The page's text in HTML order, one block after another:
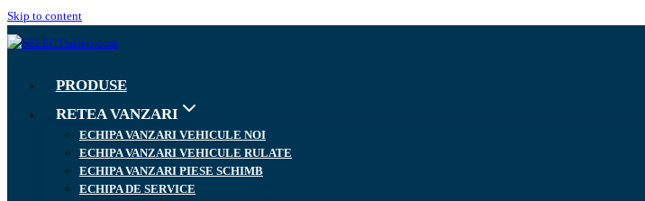
Skip to content
PRODUSE
RETEA VANZARI
ECHIPA VANZARI VEHICULE NOI
ECHIPA VANZARI VEHICULE RULATE
ECHIPA VANZARI PIESE SCHIMB
ECHIPA DE SERVICE